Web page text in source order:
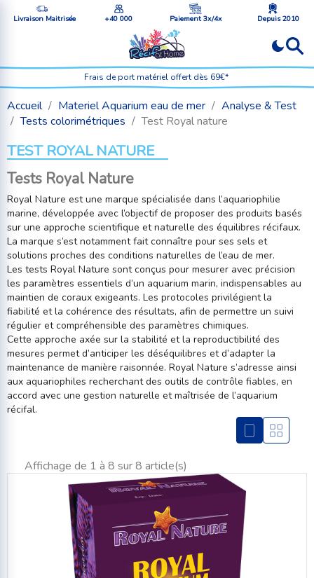
Livraison Maitrisée +40 000 Paiement 3x/4x Depuis 2010
Frais de port matériel offert dès 69€*
Accueil Materiel Aquarium eau de mer
Analyse & Test
Tests colorimétriques
Test Royal nature
TEST ROYAL NATURE
Tests Royal Nature
Royal Nature est une marque spécialisée dans l’aquariophilie
marine, développée avec l’objectif de proposer des produits basés
sur une approche scientifique et naturelle des équilibres récifaux.
La marque s’est notamment fait connaître pour ses sels et
solutions proches des conditions naturelles de l’eau de mer.
Les tests Royal Nature sont conçus pour mesurer avec précision
les paramètres essentiels d’un aquarium marin, indispensables au
maintien de coraux exigeants. Les protocoles privilégient la
fiabilité et la cohérence des résultats, afin de permettre un suivi
régulier et compréhensible des paramètres chimiques.
Cette approche axée sur la stabilité et la reproductibilité des
mesures permet d’anticiper les déséquilibres et d’adapter la
maintenance de manière raisonnée. Royal Nature s’adresse ainsi
aux aquariophiles recherchant des outils de contrôle fiables, en
accord avec une gestion naturelle et maîtrisée de l’aquarium
récifal.
Affichage de 1 à 8 sur 8 article(s)